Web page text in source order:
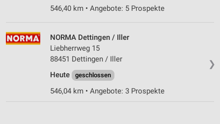
546,40 km • Angebote: 5 Prospekte
❯
NORMA Dettingen / Iller
Liebherrweg 15
88451 Dettingen / Iller
Heute
geschlossen
546,04 km • Angebote: 3 Prospekte